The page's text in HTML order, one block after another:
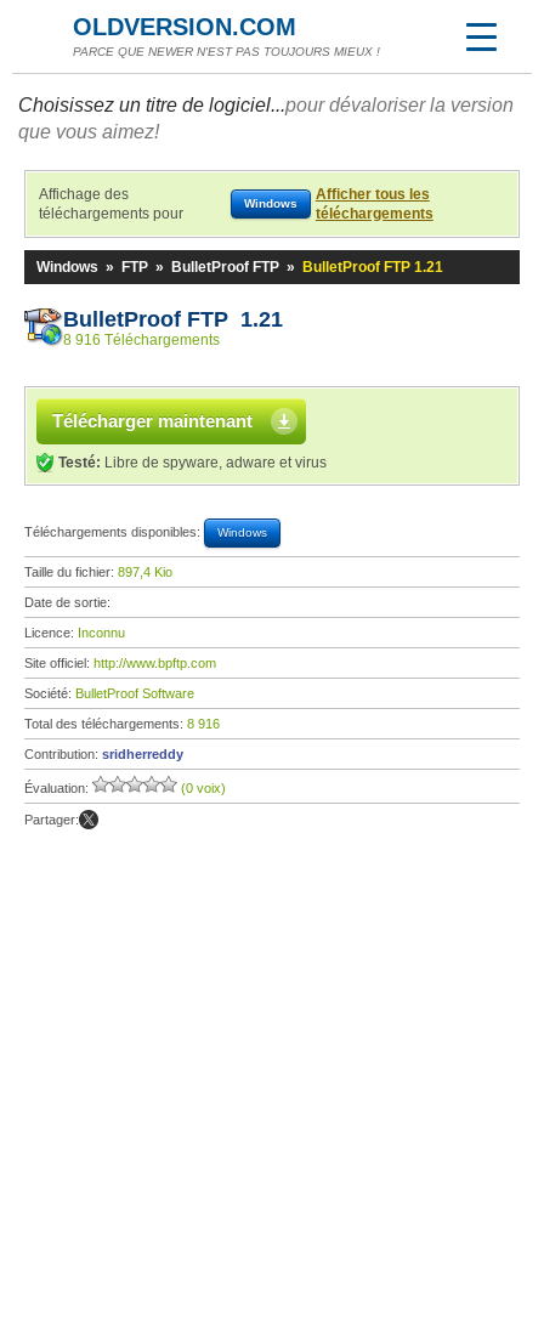
OLDVERSION.COM
PARCE QUE NEWER N'EST PAS TOUJOURS MIEUX !
Choisissez un titre de logiciel...pour dévaloriser la version
que vous aimez!
Affichage des
téléchargements pour
Windows
Afficher tous les
téléchargements
Windows » FTP » BulletProof FTP » BulletProof FTP 1.21
BulletProof FTP 1.21
8 916 Téléchargements
Télécharger maintenant
Testé: Libre de spyware, adware et virus
Téléchargements disponibles: Windows
Taille du fichier: 897,4 Kio
Date de sortie:
Licence: Inconnu
Site officiel: http://www.bpftp.com
Société: BulletProof Software
Total des téléchargements: 8 916
Contribution: sridherreddy
Évaluation: (0 voix)
Partager: